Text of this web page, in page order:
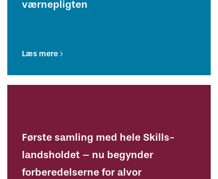
værnepligten
Læs mere
Første samling med hele Skills-
landsholdet – nu begynder
forberedelserne for alvor